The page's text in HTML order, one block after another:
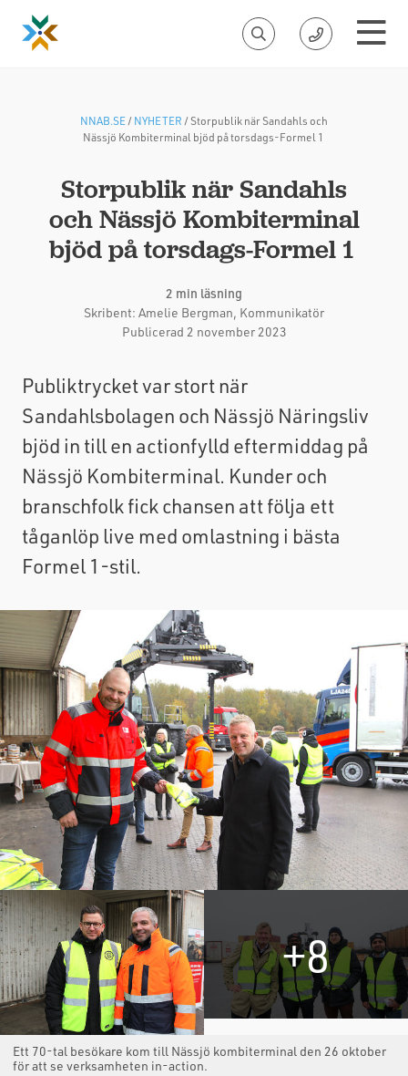
NNAB.SE/NYHETER /Storpublik när Sandahls och
Nässjö Kombiterminal bjöd på torsdags-Formel 1
Storpublik när Sandahls
och Nässjö Kombiterminal
bjöd på torsdags-Formel 1
2 min läsning
Skribent: Amelie Bergman, Kommunikatör
Publicerad 2 november 2023
Publiktrycket var stort när
Sandahlsbolagen och Nässjö Näringsliv
bjöd in till en actionfylld eftermiddag på
Nässjö Kombiterminal. Kunder och
branschfolk fick chansen att följa ett
tåganlöp live med omlastning i bästa
Formel 1-stil.
+8
Ett 70-tal besökare kom till Nässjö kombiterminal den 26 oktober
för att se verksamheten in-action.